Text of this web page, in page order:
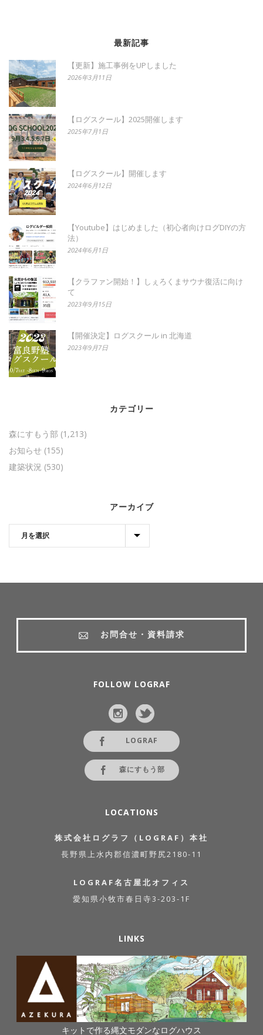
最新記事
【更新】施工事例をUPしました
2026年3月11日
【ログスクール】2025開催します
2025年7月1日
【ログスクール】開催します
2024年6月12日
【Youtube】はじめました（初心者向けログDIYの方
法）
2024年6月1日
【クラファン開始！】しぇろくまサウナ復活に向け
て
2023年9月15日
【開催決定】ログスクール in 北海道
2023年9月7日
カテゴリー
森にすもう部 (1,213)
お知らせ (155)
建築状況 (530)
アーカイブ
お問合せ・資料請求
FOLLOW LOGRAF
LOGRAF
森にすもう部
LOCATIONS
株式会社ログラフ（LOGRAF）本社
長野県上水内郡信濃町野尻2180-11
LOGRAF名古屋北オフィス
愛知県小牧市春日寺3-203-1F
LINKS
キットで作る縄文モダンなログハウス